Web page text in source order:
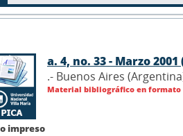
impreso
a. 4, no. 33 - Marzo
.- Buenos Aires
Material bibliográfico en formato